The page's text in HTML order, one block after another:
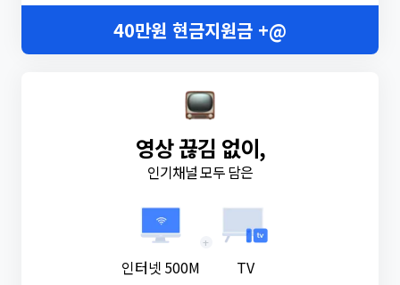
40만원 현금지원금 +@
영상 끊김 없이,
인기채널 모두 담은
인터넷 500M
+
TV